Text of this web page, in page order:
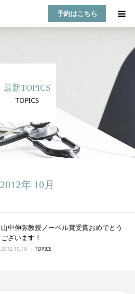
予約はこちら
最新TOPICS
TOPICS
2012年 10月
山中伸弥教授ノーベル賞受賞おめでとう
ございます！
2012.10.10 TOPICS